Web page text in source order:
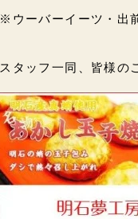
※ウーバーイーツ・出
スタッフ一同、皆様の